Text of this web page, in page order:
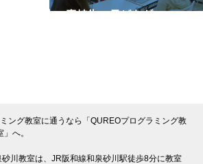
生・中学生・高校生・子どもが
ング教室に通うなら「QUREOプログラミング教
へ。
川教室は、JR阪和線和泉砂川駅徒歩8分に教室